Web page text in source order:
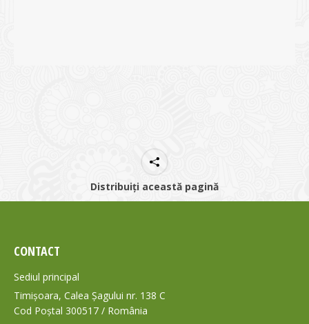
Distribuiți această pagină
CONTACT
Sediul principal
Timișoara, Calea Șagului nr. 138 C
Cod Poștal 300517 / România